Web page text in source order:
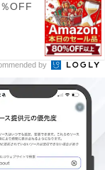
OFF
by